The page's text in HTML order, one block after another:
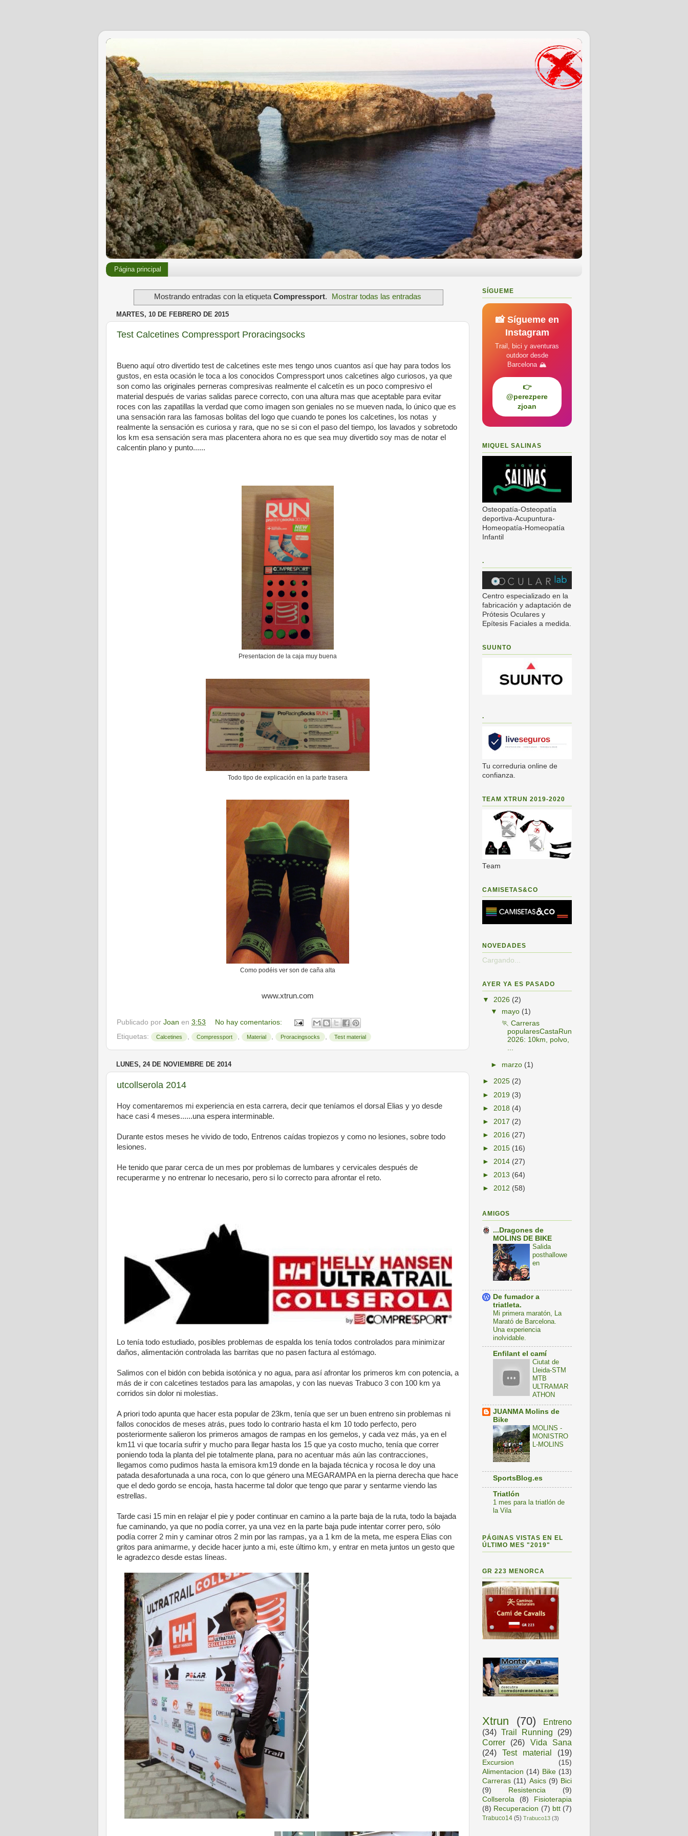
Página principal
Mostrando entradas con la etiquetaCompressport. Mostrar todas las entradas
MARTES, 10 DE FEBRERO DE 2015
Test Calcetines Compressport Proracingsocks
Bueno aquí otro divertido test de calcetines este mes tengo unos cuantos así que hay para todos los
gustos, en esta ocasión le toca a los conocidos Compressport unos calcetines algo curiosos, ya que
son como las originales perneras compresivas realmente el calcetín es un poco compresivo el
material después de varias salidas parece correcto, con una altura mas que aceptable para evitar
roces con las zapatillas la verdad que como imagen son geniales no se mueven nada, lo único que es
una sensación rara las famosas bolitas del logo que cuando te pones los calcetines, los notas y
realmente la sensación es curiosa y rara, que no se si con el paso del tiempo, los lavados y sobretodo
los km esa sensación sera mas placentera ahora no es que sea muy divertido soy mas de notar el
calcentin plano y punto......
Presentacion de la caja muy buena
Todo tipo de explicación en la parte trasera
Como podéis ver son de caña alta
www.xtrun.com
Publicado por Joan en 3:53
No hay comentarios:
Etiquetas:
Calcetines , Compressport , Material , Proracingsocks , Test material
LUNES, 24 DE NOVIEMBRE DE 2014
utcollserola 2014
Hoy comentaremos mi experiencia en esta carrera, decir que teníamos el dorsal Elias y yo desde
hace casi 4 meses......una espera interminable.
Durante estos meses he vivido de todo, Entrenos caídas tropiezos y como no lesiones, sobre todo
lesiones.
He tenido que parar cerca de un mes por problemas de lumbares y cervicales después de
recuperarme y no entrenar lo necesario, pero si lo correcto para afrontar el reto.
Lo tenía todo estudiado, posibles problemas de espalda los tenía todos controlados para minimizar
daños, alimentación controlada las barritas que no pasen factura al estómago.
Salimos con el bidón con bebida isotónica y no agua, para así afrontar los primeros km con potencia, a
más de ir con calcetines testados para las amapolas, y con las nuevas Trabuco 3 con 100 km ya
corridos sin dolor ni molestias.
A priori todo apunta que hacer esta popular de 23km, tenía que ser un buen entreno sin problemas ni
fallos conocidos de meses atrás, pues todo lo contrario hasta el km 10 todo perfecto, pero
posteriormente salieron los primeros amagos de rampas en los gemelos, y cada vez más, ya en el
km11 vi que tocaría sufrir y mucho para llegar hasta los 15 que ya costo mucho, tenía que correr
poniendo toda la planta del pie totalmente plana, para no acentuar más aún las contracciones,
llegamos como pudimos hasta la emisora km19 donde en la bajada técnica y rocosa le doy una
patada desafortunada a una roca, con lo que género una MEGARAMPA en la pierna derecha que hace
que el dedo gordo se encoja, hasta hacerme tal dolor que tengo que parar y sentarme viendo las
estrellas.
Tarde casi 15 min en relajar el pie y poder continuar en camino a la parte baja de la ruta, todo la bajada
fue caminando, ya que no podía correr, ya una vez en la parte baja pude intentar correr pero, sólo
podía correr 2 min y caminar otros 2 min por las rampas, ya a 1 km de la meta, me espera Elias con
gritos para animarme, y decide hacer junto a mi, este último km, y entrar en meta juntos un gesto que
le agradezco desde estas líneas.
SÍGUEME
📸 Sígueme en
Instagram
Trail, bici y aventuras
outdoor desde
Barcelona 🏔️
👉
@perezpere
zjoan
MIQUEL SALINAS
Osteopatía-Osteopatía
deportiva-Acupuntura-
Homeopatía-Homeopatía
Infantil
.
Centro especializado en la
fabricación y adaptación de
Prótesis Oculares y
Epítesis Faciales a medida.
SUUNTO
.
Tu correduria online de
confianza.
TEAM XTRUN 2019-2020
Team
CAMISETAS&CO
NOVEDADES
Cargando...
AYER YA ES PASADO
▼ 2026 (2)
▼ mayo (1)
🏃 Carreras
popularesCastaRun
2026: 10km, polvo,
► marzo (1)
► 2025 (2)
► 2019 (3)
► 2018 (4)
► 2017 (2)
► 2016 (27)
► 2015 (16)
► 2014 (27)
► 2013 (64)
► 2012 (58)
AMIGOS
...Dragones de
MOLINS DE BIKE
Salida
posthallowe
en
De fumador a
triatleta.
Mi primera maratón, La
Marató de Barcelona.
Una experiencia
inolvidable.
Enfilant el camí
Ciutat de
Lleida-STM
MTB
ULTRAMAR
ATHON
JUANMA Molins de
Bike
MOLINS -
MONISTRO
L-MOLINS
SportsBlog.es
Triatlón
1 mes para la triatlón de
la Vila
PÁGINAS VISTAS EN EL
ÚLTIMO MES "2019"
GR 223 MENORCA
Xtrun (70)
Entreno
(34) Trail Running
(29)
Correr
(26)
Vida Sana
(24)
Test material (19)
Excursion
(15)
Alimentacion (14) Bike (13)
Carreras (11) Asics (9) Bici
(9)
Resistencia
(9)
Collserola
(8)
Fisioterapia
(8) Recuperacion (7) btt (7)
Trabuco14 (5) Trabuco13 (3)